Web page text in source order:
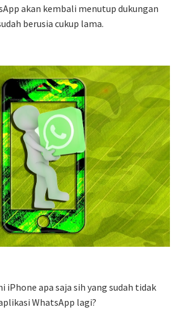
akan kembali menutup dukungan
berusia cukup lama.
iPhone apa saja sih yang sudah tidak
WhatsApp lagi?